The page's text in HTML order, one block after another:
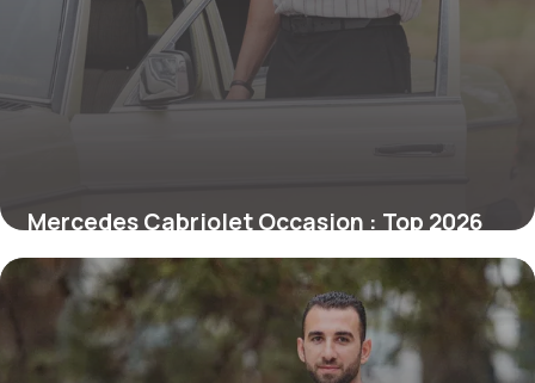
Mercedes Cabriolet Occasion : Top 2026
des Modèles
23 juin 2026